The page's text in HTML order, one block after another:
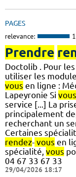
PAGES
relevance:
Prendre
Doctolib . Pour
utiliser les
vous en ligne :
Lapeyronie Si vous
service [...] La
principalement
recherchant un
Certaines
rendez- vous en
spécialité, vous
04 67 33 67 33
29/04/2026 18:17